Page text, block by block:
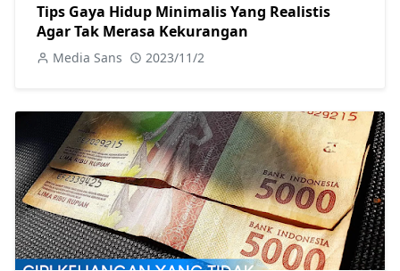
Tips Gaya Hidup Minimalis Yang Realistis
Agar Tak Merasa Kekurangan
Media Sans 2023/11/2